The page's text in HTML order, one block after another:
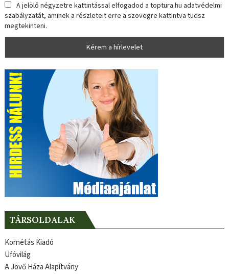
A jelölő négyzetre kattintással elfogadod a toptura.hu adatvédelmi
szabályzatát, aminek a részleteit erre a szövegre kattintva tudsz
megtekinteni.
TÁRSOLDALAK
Kornétás Kiadó
Ufóvilág
A Jövő Háza Alapítvány